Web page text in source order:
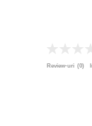
Review-uri (0)